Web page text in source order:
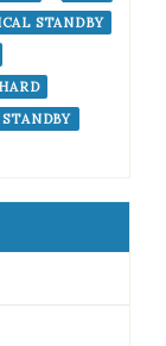
STANDBY
STANDBY